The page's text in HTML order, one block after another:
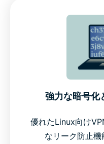
強力な暗号化
優れたLinux向け
なリーク防止機